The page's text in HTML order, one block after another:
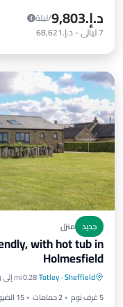
د.إ.‏9,803
/ليلة
7ليالي- د.إ.‏68,621
جديد منزل
with hot tub in
Holmesfield
Sheffield
·
Totley0.28 mi إلى وسط المدينة
5 غرف نوم
2 حمامات 15 الضيوف
حوض استحمام
شرفة / تراس